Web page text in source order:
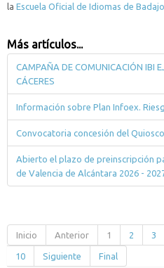
la Escuela Oficial de Idiomas de
Más artículos...
CAMPAÑA DE COMUNICACIÓN IBI
CÁCERES
Información sobre Plan Infoex.
Convocatoria concesión del
Abierto el plazo de preinscripción
de Valencia de Alcántara 2026 -
Inicio Anterior 1 2 3
10 Siguiente Final